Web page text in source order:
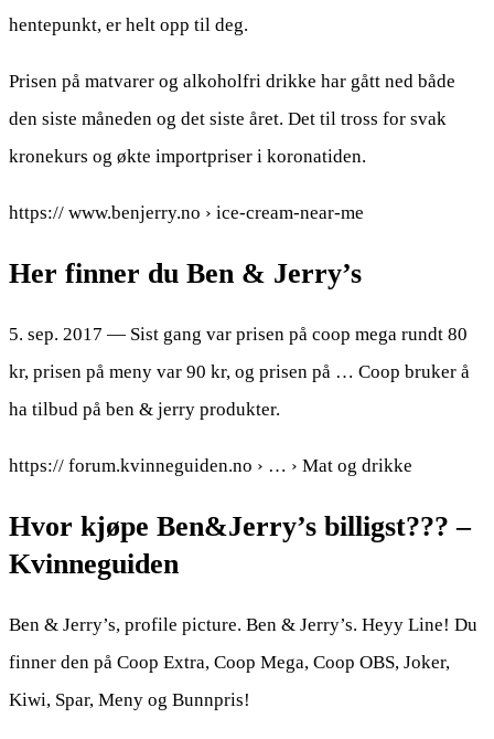
hentepunkt, er helt opp til deg.
Prisen på matvarer og alkoholfri drikke har gått ned både
den siste måneden og det siste året. Det til tross for svak
kronekurs og økte importpriser i koronatiden.
https:// www.benjerry.no › ice-cream-near-me
Her finner du Ben & Jerry’s
5. sep. 2017 — Sist gang var prisen på coop mega rundt 80
kr, prisen på meny var 90 kr, og prisen på … Coop bruker å
ha tilbud på ben & jerry produkter.
https:// forum.kvinneguiden.no › … › Mat og drikke
Hvor kjøpe Ben&Jerry’s billigst??? –
Kvinneguiden
Ben & Jerry’s, profile picture. Ben & Jerry’s. Heyy Line! Du
finner den på Coop Extra, Coop Mega, Coop OBS, Joker,
Kiwi, Spar, Meny og Bunnpris!